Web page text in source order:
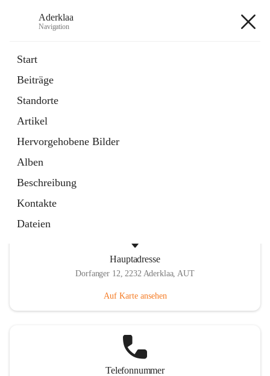
Aderklaa
Navigation
Start
Beiträge
Standorte
Artikel
Hervorgehobene Bilder
Alben
Beschreibung
Kontakte
Dateien
6 Schnellzugriffe
Gemeinde
3 Schnellzugriffe
Hauptadresse
Dorfanger 12, 2232 Aderklaa, AUT
Auf Karte ansehen
Telefonnummer